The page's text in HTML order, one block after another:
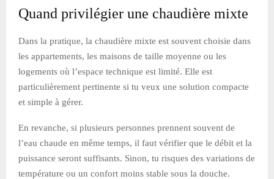
Quand privilégier une chaudière mixte
Dans la pratique, la chaudière mixte est souvent choisie dans
les appartements, les maisons de taille moyenne ou les
logements où l’espace technique est limité. Elle est
particulièrement pertinente si tu veux une solution compacte
et simple à gérer.
En revanche, si plusieurs personnes prennent souvent de
l’eau chaude en même temps, il faut vérifier que le débit et la
puissance seront suffisants. Sinon, tu risques des variations de
température ou un confort moins stable sous la douche.